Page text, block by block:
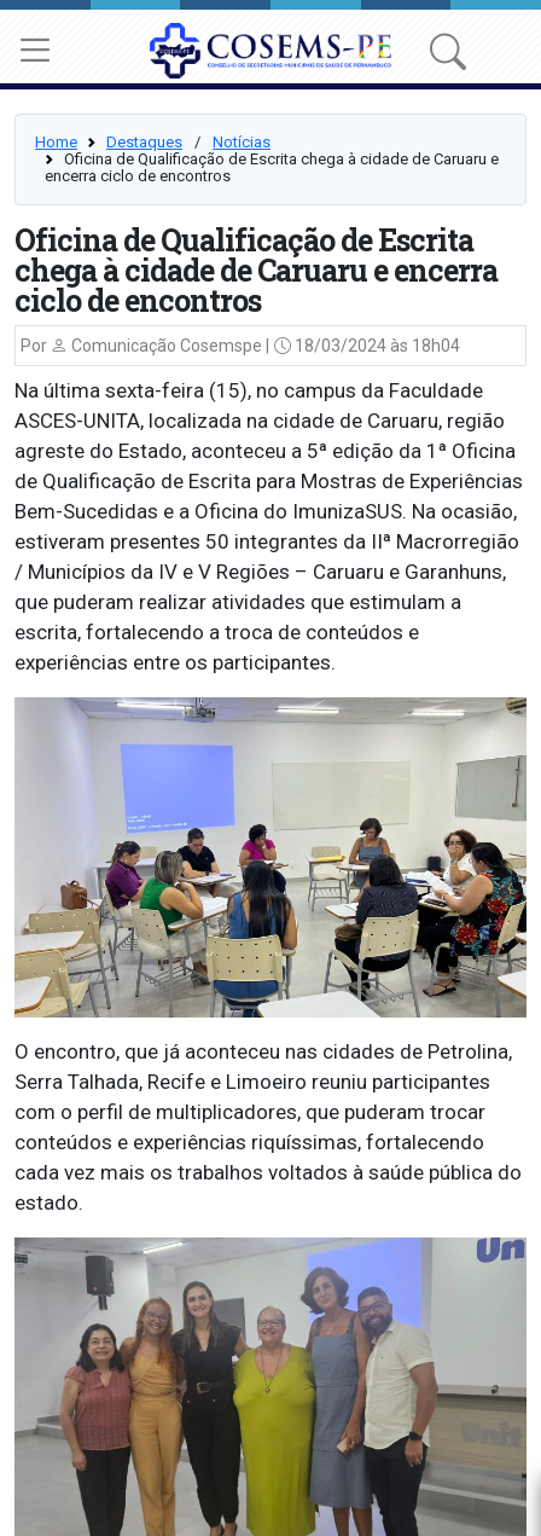
Home Destaques ⠀/⠀ Notícias
Oficina de Qualificação de Escrita chega à cidade de Caruaru e
encerra ciclo de encontros
Oficina de Qualificação de Escrita
chega à cidade de Caruaru e encerra
ciclo de encontros
Por Comunicação Cosemspe | 18/03/2024 às 18h04
Na última sexta-feira (15), no campus da Faculdade
ASCES-UNITA, localizada na cidade de Caruaru, região
agreste do Estado, aconteceu a 5ª edição da 1ª Oficina
de Qualificação de Escrita para Mostras de Experiências
Bem-Sucedidas e a Oficina do ImunizaSUS. Na ocasião,
estiveram presentes 50 integrantes da IIª Macrorregião
/ Municípios da IV e V Regiões – Caruaru e Garanhuns,
que puderam realizar atividades que estimulam a
escrita, fortalecendo a troca de conteúdos e
experiências entre os participantes.
O encontro, que já aconteceu nas cidades de Petrolina,
Serra Talhada, Recife e Limoeiro reuniu participantes
com o perfil de multiplicadores, que puderam trocar
conteúdos e experiências riquíssimas, fortalecendo
cada vez mais os trabalhos voltados à saúde pública do
estado.